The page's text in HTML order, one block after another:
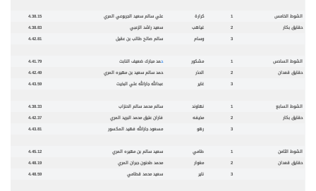
الشوط الخامس 1 كرارة علي سالم سعيد الجربوعي المري
4.38.15
حقايق بكار
2 غياهب سعيد راشد الزعبي
4.38.83
3
وسام سالم صالح طالب بن عقيل 4.42.81
الشوط السادس 1 مشكور حمد مبارك ضعيف النابت
4.41.79
حقايق قعدان
2 الحذر حمد سالم سعيد بن مهيره المري
4.42.49
3
غاير عبدالله جارالله علي البخيت 4.43.59
الشوط السابع 1 نهاوند سالم محمد سالم الحنزاب
4.38.33
حقايق بكار
2 مخيفه فاران عتيق محمد البريد المري
4.42.37
3
رهو مسعود جارالله فهيد المكسور 4.43.81
الشوط الثامن 1 طامي سعيد سالم بن مهيره المري
4.45.12
حقايق قعدان
2 مغوار محمد طحنون جبران المري
4.48.19
3
ناير سعيد محمد قطامي 4.48.59